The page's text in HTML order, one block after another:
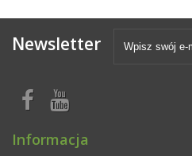
Newsletter
Informacja